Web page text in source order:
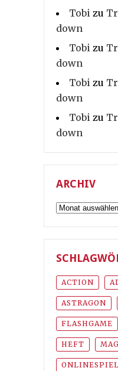
Tobi zu
down
Tobi zu
down
Tobi zu
down
Tobi zu
down
ARCHIV
Archiv
ACTION
ASTRAGON
FLASHGAME
HEFT
ONLINESPIEL